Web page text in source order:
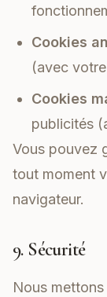
Cookies
(avec
Cookies
publicités
Vous pouvez
tout moment
navigateur.
9. Sécurité
Nous